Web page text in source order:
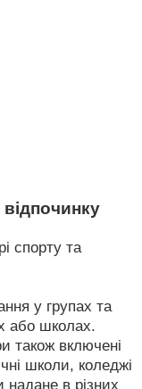
спорту та
у групах та
або школах.
також включені
школи, коледжі
в різних